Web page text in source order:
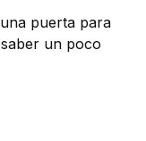
puerta para
un poco